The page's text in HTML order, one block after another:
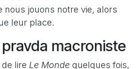
nous jouons notre vie, alors
leur place.
pravda macroniste
lire Le Monde quelques fois,